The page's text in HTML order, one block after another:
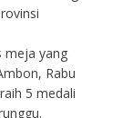
meja yang
Rabu
5 medali